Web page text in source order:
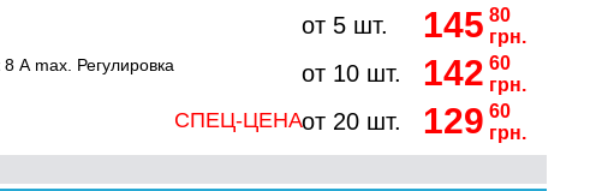
А max. Регулировка
от 5 шт. 145 80
грн.
от 10 шт. 142 60
грн.
СПЕЦ-ЦЕНАот 20 шт. 129 60
грн.